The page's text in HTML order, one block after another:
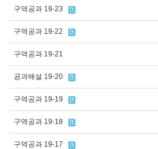
구역공과 19-23
구역공과 19-22
구역공과 19-21
공과해설 19-20
구역공과 19-19
구역공과 19-18
구역공과 19-17